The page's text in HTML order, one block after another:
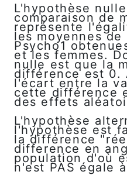
L'hypothèse
comparaison de
représente
les moyennes de
Psycho1
et les femmes.
nulle est que la
différence est 0.
l'écart entre la
cette différence
des effets
L'hypothèse
l'hypothèse est
la différence
difference en
population d'où
n'est PAS égale